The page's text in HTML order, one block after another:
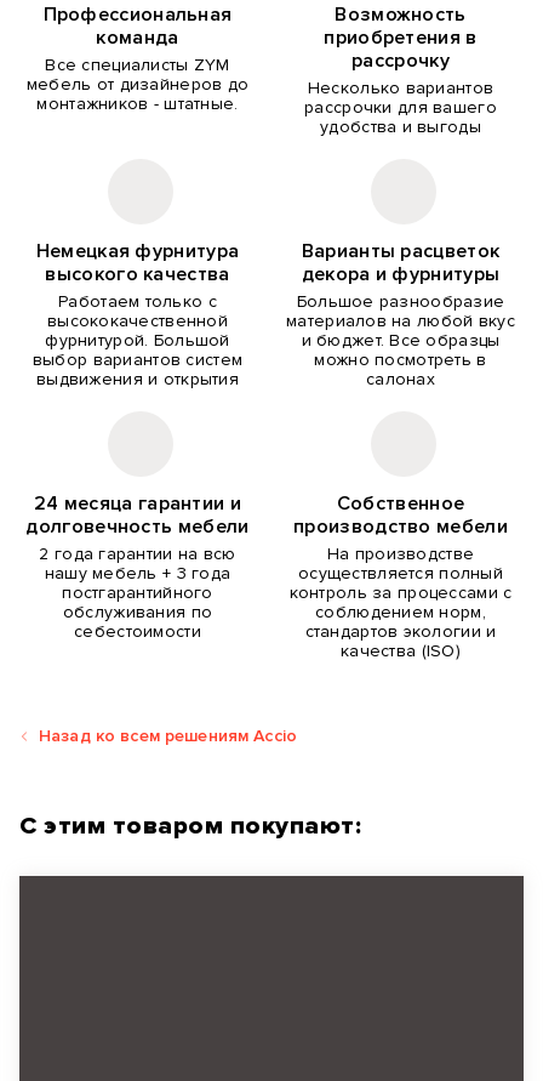
Профессиональная
команда
Все специалисты ZYM
мебель от дизайнеров до
монтажников - штатные.
Возможность
приобретения в
рассрочку
Несколько вариантов
рассрочки для вашего
удобства и выгоды
Немецкая фурнитура
высокого качества
Работаем только с
высококачественной
фурнитурой. Большой
выбор вариантов систем
выдвижения и открытия
Варианты расцветок
декора и фурнитуры
Большое разнообразие
материалов на любой вкус
и бюджет. Все образцы
можно посмотреть в
салонах
24 месяца гарантии и
долговечность мебели
2 года гарантии на всю
нашу мебель + 3 года
постгарантийного
обслуживания по
себестоимости
Собственное
производство мебели
На производстве
осуществляется полный
контроль за процессами с
соблюдением норм,
стандартов экологии и
качества (ISO)
Назад ко всем решениям Accio
С этим товаром покупают: